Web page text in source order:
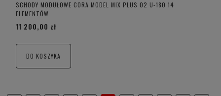
SCHODY MODUŁOWE CORA MODEL MIX PLUS 02 U-180 14
ELEMENTÓW
11 200,00 zł
DO KOSZYKA